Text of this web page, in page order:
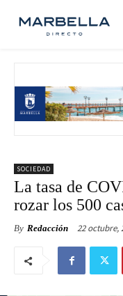
SOCIEDAD
La tasa de
rozar los 500
By Redacción 22 octubre,